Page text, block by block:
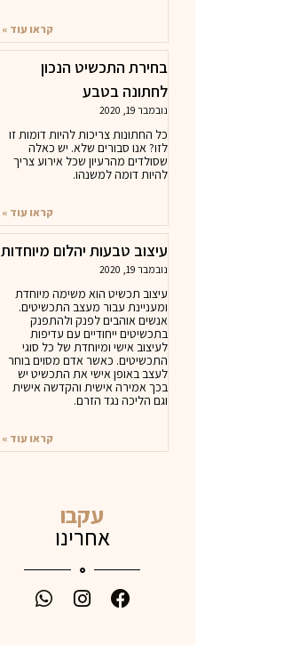
קראו עוד »
בחירת התכשיט הנכון
לחתונה בטבע
נובמבר 19, 2020
כל החתונות צריכות להיות דומות זו
לזו? אנו סבורים שלא. יש כאלה
שסולדים מהרעיון שכל אירוע צריך
להיות דומה למשנהו.
קראו עוד »
עיצוב טבעות יהלום מיוחדות
נובמבר 19, 2020
עיצוב תכשיט הוא משימה מיוחדת
ומעניינת עבור מעצב התכשיטים.
אנשים אוהבים לפנק ולהתפנק
בתכשיטים ייחודיים עם עדיפות
לעיצוב אישי ומיוחדת של כל סוגי
התכשיטים. כאשר אדם מסוים בוחר
לעצב באופן אישי את התכשיט יש
בכך אמירה אישית והקדשה אישית
וגם הליכה נגד הזרם.
קראו עוד »
עקבו
אחרינו